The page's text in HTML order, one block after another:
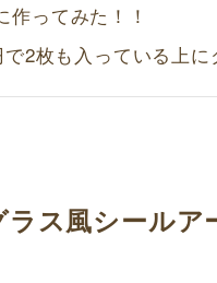
作ってみた！！
で2枚も入っている上
ラス風シール